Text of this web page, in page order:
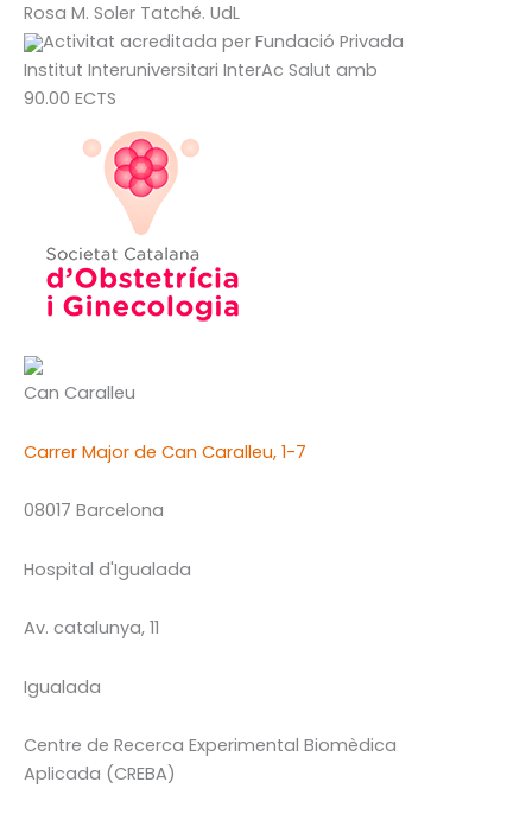
Rosa M. Soler Tatché. UdL
Activitat acreditada per Fundació Privada
Institut Interuniversitari InterAc Salut amb
90.00 ECTS
Can Caralleu
Carrer Major de Can Caralleu, 1-7
08017 Barcelona
Hospital d'Igualada
Av. catalunya, 11
Igualada
Centre de Recerca Experimental Biomèdica
Aplicada (CREBA)